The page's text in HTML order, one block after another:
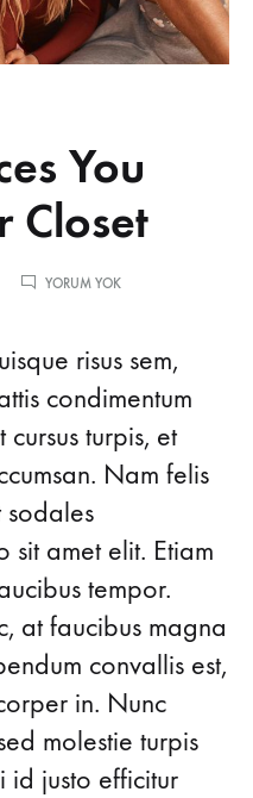
You
Closet
YORUM YOK5
NEED
YOUR
CLOSET
risus sem,
condimentum
cursus turpis, et
Nam felis
sodales
sit amet elit. Etiam
tempor.
at faucibus magna
convallis est,
in. Nunc
molestie turpis
id justo efficitur